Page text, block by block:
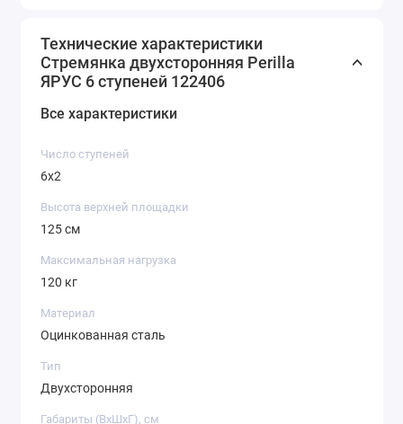
Технические характеристики
Стремянка двухсторонняя Perilla
ЯРУС 6 ступеней 122406
Все характеристики
Число ступеней
6х2
Высота верхней площадки
125 см
Максимальная нагрузка
120 кг
Материал
Оцинкованная сталь
Тип
Двухсторонняя
Габариты (ВхШхГ), см